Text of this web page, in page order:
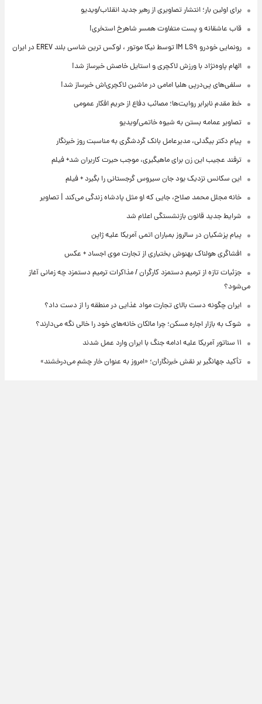
برای اولین بار؛ انتشار تصاویری از رهبر جدید انقلاب/ویدیو
قاب عاشقانه و پست متفاوت همسر شاهرخ استخری!
رونمایی خودرو IM LS۹ توسط نیکا موتور ، لوکس ترین شاسی بلند EREV در ایران
الهام پاوه‌نژاد با ورزش لاکچری و استایل خاصش خبرساز شد!
سلفی‌های پی‌درپی هلیا امامی در ماشین لاکچری‌اش خبرساز شد!
خط مقدم نابرابر روایت‌ها؛ مصائب دفاع از حریم افکار عمومی
تصاویر عمامه بستن به شیوه خاتمی/ویدیو
پیام دکتر بیگدلی، مدیرعامل بانک گردشگری به مناسبت روز خبرنگار
ترفند عجیب این زن برای ماهیگیری، موجب حیرت کاربران شد+ فیلم
این سکانس نزدیک بود جان سیروس گرجستانی را بگیرد + فیلم
خانه مجلل محمد صلاح، جایی که او مثل پادشاه زندگی می‌کند | تصاویر
شرایط جدید قانون بازنشستگی اعلام شد
پیام پزشکیان در سالروز بمباران اتمی آمریکا علیه ژاپن
افشاگری هولناک بهنوش بختیاری از تجارت موی اجساد + عکس
جزئیات تازه از ترمیم دستمزد کارگران / مذاکرات ترمیم دستمزد چه زمانی آغاز
می‌شود؟
ایران چگونه دست بالای تجارت مواد غذایی در منطقه را از دست داد؟
شوک به بازار اجاره مسکن؛ چرا مالکان خانه‌های خود را خالی نگه می‌دارند؟
۱۱ سناتور آمریکا علیه ادامه جنگ با ایران وارد عمل شدند
تأکید جهانگیر بر نقش خبرنگاران؛ «امروز به عنوان خار چشم می‌درخشند»